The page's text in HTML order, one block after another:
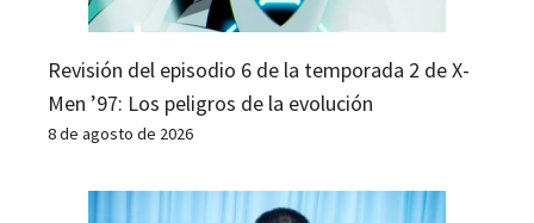
Revisión del episodio 6 de la temporada 2 de X-
Men ’97: Los peligros de la evolución
8 de agosto de 2026